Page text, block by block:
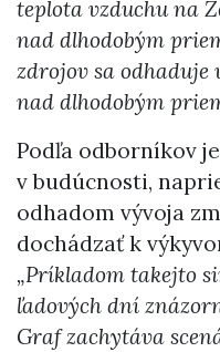
teplota vzduchu na
nad dlhodobým
zdrojov sa odhaduje
nad dlhodobým
Podľa odborníkov
v budúcnosti,
odhadom vývoja
dochádzať k
„Príkladom takejto
ľadových dní
Graf zachytáva